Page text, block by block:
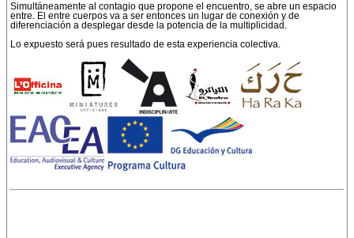
Simultáneamente al contagio que propone el encuentro, se abre un espacio
entre. El entre cuerpos va a ser entonces un lugar de conexión y de
diferenciación a desplegar desde la potencia de la multiplicidad.
Lo expuesto será pues resultado de esta experiencia colectiva.